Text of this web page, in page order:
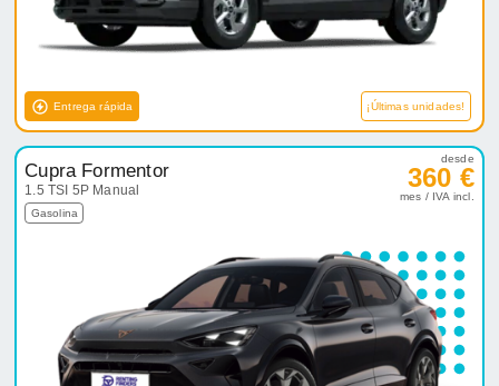
Entrega rápida ¡Últimas unidades!
Cupra Formentor
1.5 TSI 5P Manual
Gasolina
desde
360 €
mes / IVA incl.